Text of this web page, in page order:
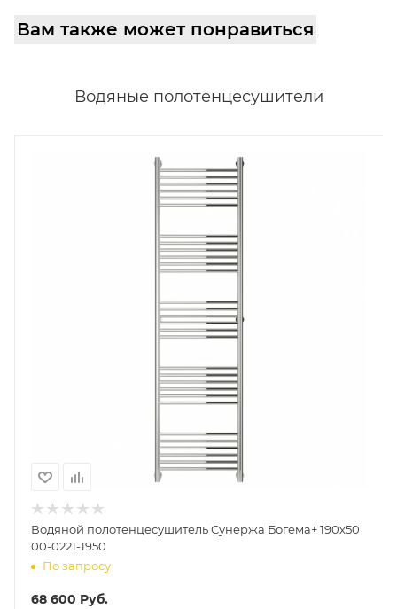
Вам также может понравиться
Водяные полотенцесушители
Водяной полотенцесушитель Сунержа Богема+ 190х50
00-0221-1950
По запросу
68 600 Руб.